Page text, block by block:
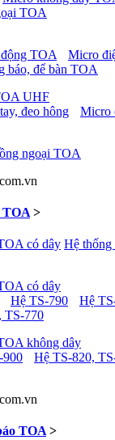
TOA
TOA
Micro
báo, để bàn TOA
UHF
đeo hông
Micro
ngoại TOA
TOA >
có dây Hệ
có dây
Hệ TS-790 Hệ
TS-770
không dây
900
Hệ TS-820,
TOA >